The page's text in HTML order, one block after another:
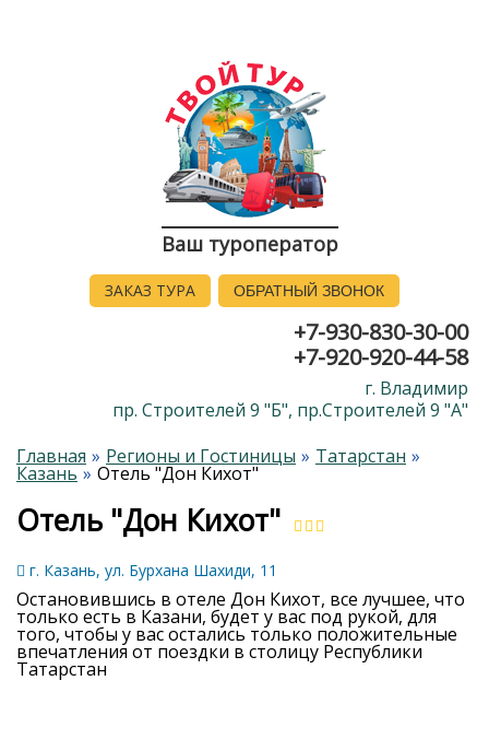
Ваш туроператор
ЗАКАЗ ТУРА ОБРАТНЫЙ ЗВОНОК
+7-930-830-30-00
+7-920-920-44-58
г. Владимир
пр. Строителей 9 "Б", пр.Строителей 9 "А"
Главная
Регионы и Гостиницы Татарстан
Казань Отель "Дон Кихот"
Отель "Дон Кихот"
г. Казань, ул. Бурхана Шахиди, 11
Остановившись в отеле Дон Кихот, все лучшее, что
только есть в Казани, будет у вас под рукой, для
того, чтобы у вас остались только положительные
впечатления от поездки в столицу Республики
Татарстан